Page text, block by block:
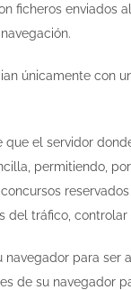
ficheros
únicamente con
el servidor
permitiendo,
tráfico,
para
de su navegador